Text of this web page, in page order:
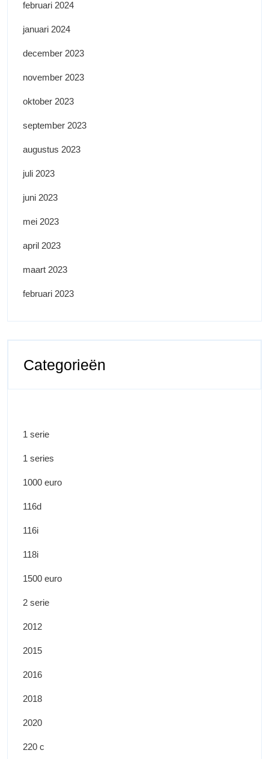
februari 2024
januari 2024
december 2023
november 2023
oktober 2023
september 2023
augustus 2023
juli 2023
juni 2023
mei 2023
april 2023
maart 2023
februari 2023
Categorieën
1 serie
1 series
1000 euro
116d
116i
118i
1500 euro
2 serie
2012
2015
2016
2018
2020
220 c